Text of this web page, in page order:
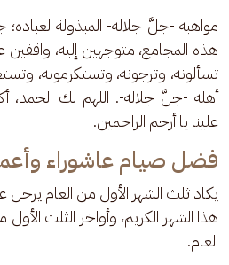
مواهبه -جلَّ جلاله- المبذولة
هذه المجامع، متوجهين إليه، واقفين
تسألونه، وترجونه، وتستكرمونه،
أهله -جلَّ جلاله-. اللهم لك الحمد،
علينا يا أرحم الراحمين.
فضل صيام عاشوراء
يكاد ثلث الشهر الأول من العام يرحل
هذا الشهر الكريم، وأواخر الثلث
العام.